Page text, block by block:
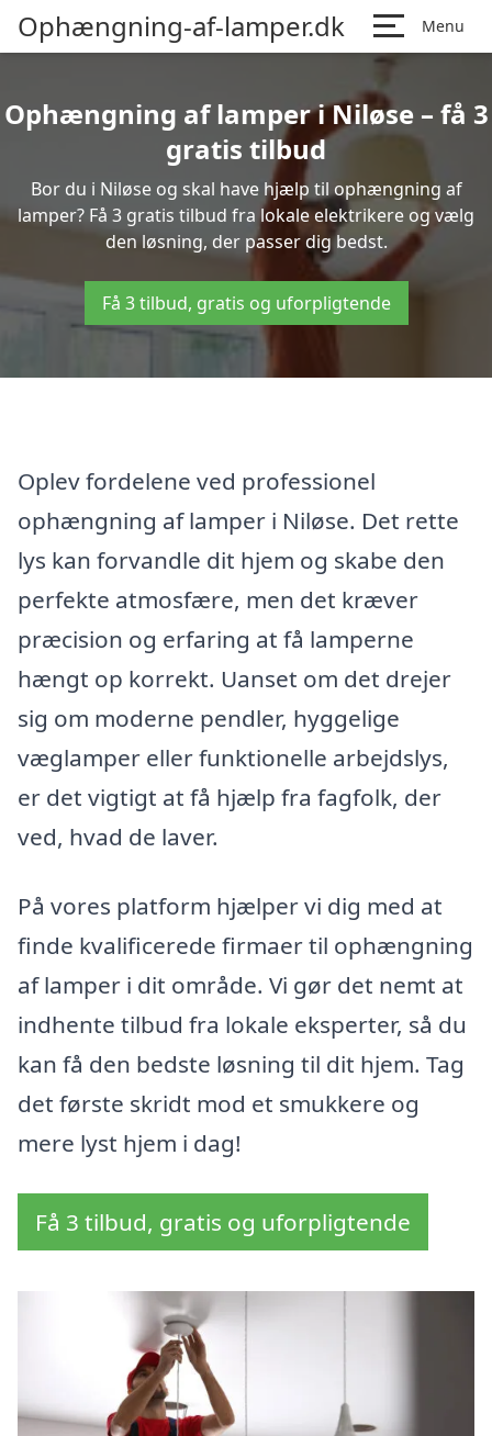
Ophængning-af-lamper.dk Menu
Ophængning af lamper i Niløse – få 3
gratis tilbud
Bor du i Niløse og skal have hjælp til ophængning af
lamper? Få 3 gratis tilbud fra lokale elektrikere og vælg
den løsning, der passer dig bedst.
Få 3 tilbud, gratis og uforpligtende
Oplev fordelene ved professionel
ophængning af lamper i Niløse. Det rette
lys kan forvandle dit hjem og skabe den
perfekte atmosfære, men det kræver
præcision og erfaring at få lamperne
hængt op korrekt. Uanset om det drejer
sig om moderne pendler, hyggelige
væglamper eller funktionelle arbejdslys,
er det vigtigt at få hjælp fra fagfolk, der
ved, hvad de laver.
På vores platform hjælper vi dig med at
finde kvalificerede firmaer til ophængning
af lamper i dit område. Vi gør det nemt at
indhente tilbud fra lokale eksperter, så du
kan få den bedste løsning til dit hjem. Tag
det første skridt mod et smukkere og
mere lyst hjem i dag!
Få 3 tilbud, gratis og uforpligtende